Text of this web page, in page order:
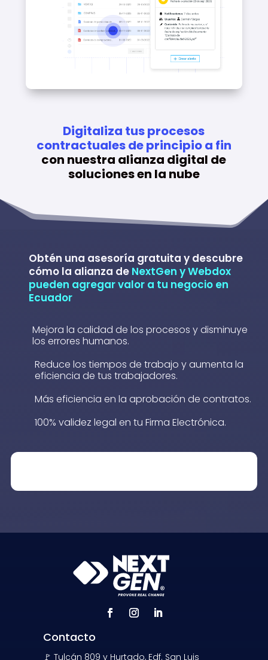
Digitaliza tus procesos
contractuales de principio a fin
con nuestra alianza digital de
soluciones en la nube
Obtén una asesoría gratuita y descubre
cómo la alianza de NextGen y Webdox
pueden agregar valor a tu negocio en
Ecuador
Mejora la calidad de los procesos y disminuye
los errores humanos.
Reduce los tiempos de trabajo y aumenta la
eficiencia de tus trabajadores.
Más eficiencia en la aprobación de contratos.
100% validez legal en tu Firma Electrónica.
Contacto
🚩 Tulcán 809 y Hurtado, Edf. San Luis